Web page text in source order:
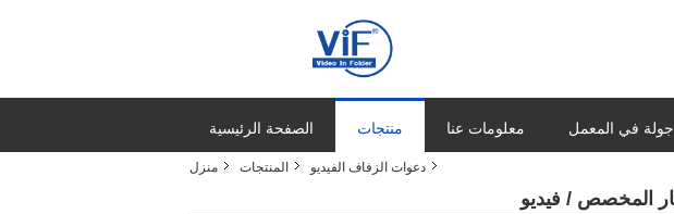
الصفحة الرئيسية منتجات معلومات عنا جولة في المعمل
منزل المنتجات دعوات الزفاف الفيديو